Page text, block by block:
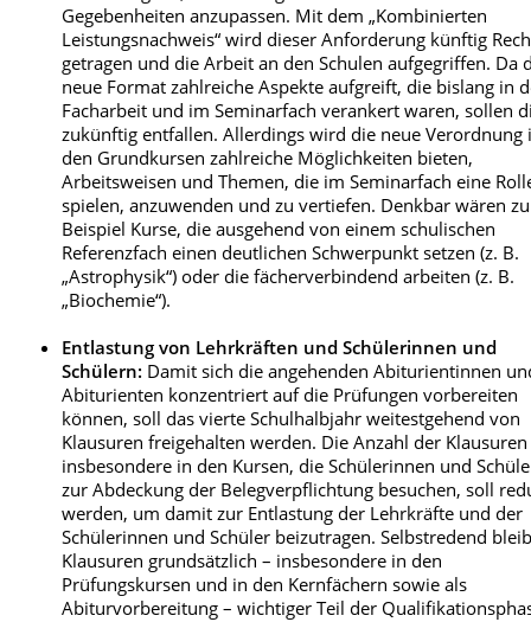
Gegebenheiten anzupassen. Mit dem „Kombinierten
Leistungsnachweis“ wird dieser Anforderung künftig
getragen und die Arbeit an den Schulen aufgegriffen. Da
neue Format zahlreiche Aspekte aufgreift, die bislang in
Facharbeit und im Seminarfach verankert waren, sollen
zukünftig entfallen. Allerdings wird die neue Verordnung
den Grundkursen zahlreiche Möglichkeiten bieten,
Arbeitsweisen und Themen, die im Seminarfach eine
spielen, anzuwenden und zu vertiefen. Denkbar wären
Beispiel Kurse, die ausgehend von einem schulischen
Referenzfach einen deutlichen Schwerpunkt setzen (z. B.
„Astrophysik“) oder die fächerverbindend arbeiten (z. B.
„Biochemie“).
Entlastung von Lehrkräften und Schülerinnen und
Schülern: Damit sich die angehenden Abiturientinnen
Abiturienten konzentriert auf die Prüfungen vorbereiten
können, soll das vierte Schulhalbjahr weitestgehend von
Klausuren freigehalten werden. Die Anzahl der Klausuren
insbesondere in den Kursen, die Schülerinnen und
zur Abdeckung der Belegverpflichtung besuchen, soll
werden, um damit zur Entlastung der Lehrkräfte und der
Schülerinnen und Schüler beizutragen. Selbstredend
Klausuren grundsätzlich – insbesondere in den
Prüfungskursen und in den Kernfächern sowie als
Abiturvorbereitung – wichtiger Teil der